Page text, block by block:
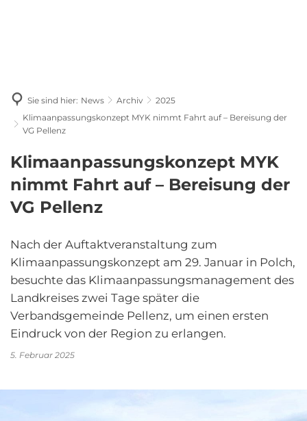
Sie sind hier: News Archiv
2025
Klimaanpassungskonzept MYK nimmt Fahrt auf – Bereisung der
VG Pellenz
Klimaanpassungskonzept MYK
nimmt Fahrt auf – Bereisung der
VG Pellenz
Nach der Auftaktveranstaltung zum
Klimaanpassungskonzept am 29. Januar in Polch,
besuchte das Klimaanpassungsmanagement des
Landkreises zwei Tage später die
Verbandsgemeinde Pellenz, um einen ersten
Eindruck von der Region zu erlangen.
5. Februar 2025